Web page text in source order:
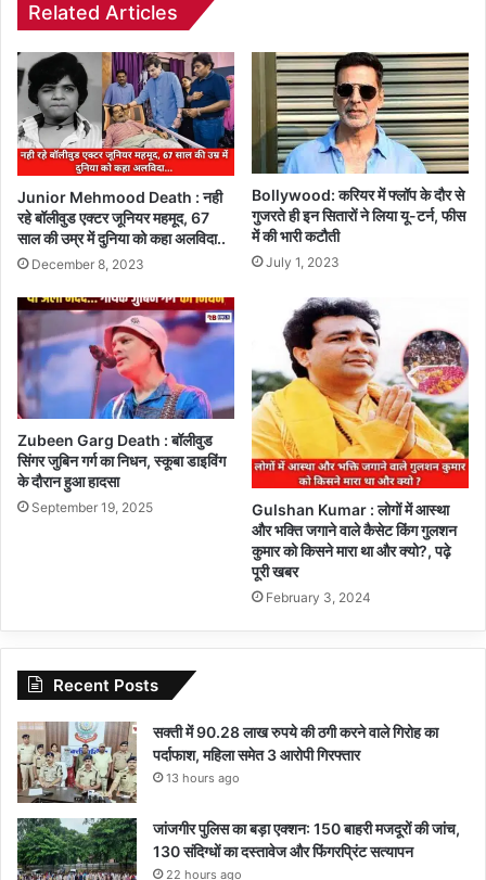
Related Articles
Junior Mehmood Death : नही
रहे बॉलीवुड एक्टर जूनियर महमूद, 67
साल की उम्र में दुनिया को कहा अलविदा..
December 8, 2023
Bollywood: करियर में फ्लॉप के दौर से
गुजरते ही इन सितारों ने लिया यू-टर्न, फीस
में की भारी कटौती
July 1, 2023
Zubeen Garg Death : बॉलीवुड
सिंगर जुबिन गर्ग का निधन, स्कूबा डाइविंग
के दौरान हुआ हादसा
September 19, 2025
Gulshan Kumar : लोगों में आस्था
और भक्ति जगाने वाले कैसेट किंग गुलशन
कुमार को किसने मारा था और क्यो?, पढ़े
पूरी खबर
February 3, 2024
Recent Posts
सक्ती में 90.28 लाख रुपये की ठगी करने वाले गिरोह का
पर्दाफाश, महिला समेत 3 आरोपी गिरफ्तार
13 hours ago
जांजगीर पुलिस का बड़ा एक्शन: 150 बाहरी मजदूरों की जांच,
130 संदिग्धों का दस्तावेज और फिंगरप्रिंट सत्यापन
22 hours ago